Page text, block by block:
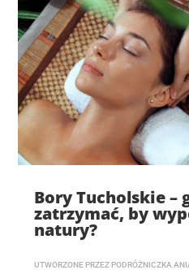
Bory Tucholskie –
zatrzymać, by
natury?
UTWORZONE PRZEZ PODRÓŻNICZKA